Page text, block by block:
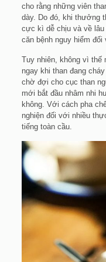
cho rằng những viên
dày. Do đó, khi thưởng
cực kì dễ chịu và về
căn bệnh nguy hiểm đối
Tuy nhiên, không vì thế
ngay khi than đang
chờ đợi cho cục than
mới bắt đầu nhâm nhi
không. Với cách pha
nghiện đối với nhiều
tiếng toàn cầu.